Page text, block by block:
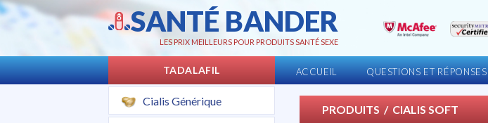
SANTÉ BANDER
LES PRIX MEILLEURS POUR PRODUITS SANTÉ SEXE
TADALAFIL ACCUEIL QUESTIONS ET RÉPONSES
Cialis Générique
PRODUITS / CIALIS SOFT